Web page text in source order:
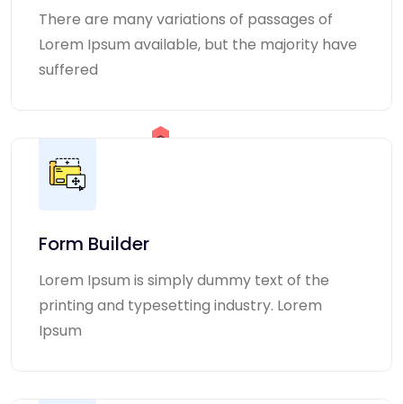
There are many variations of passages of
Lorem Ipsum available, but the majority have
suffered
Form Builder
Lorem Ipsum is simply dummy text of the
printing and typesetting industry. Lorem
Ipsum